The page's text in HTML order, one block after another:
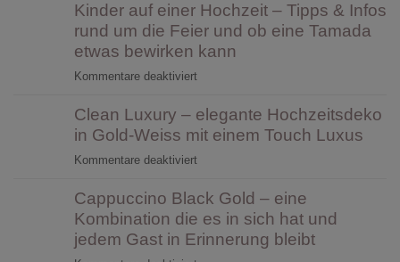
Kinder auf einer Hochzeit – Tipps & Infos
rund um die Feier und ob eine Tamada
etwas bewirken kann
Kommentare deaktiviertfür
auf
einer
&
Infos
rund
Clean Luxury – elegante Hochzeitsdeko
in Gold-Weiss mit einem Touch Luxus
Kommentare deaktiviertfür
Luxury
–
elegante
Hochzeitsdeko
Cappuccino Black Gold – eine
Kombination die es in sich hat und
jedem Gast in Erinnerung bleibt